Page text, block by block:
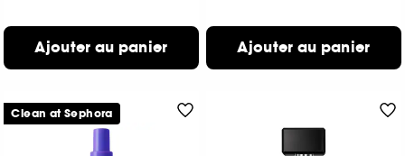
Ajouter au panier Ajouter au panier
Clean at Sephora